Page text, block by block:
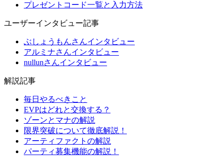
プレゼントコード一覧と入力方法
ユーザーインタビュー記事
ぶしょうもんさんインタビュー
アルミナさんインタビュー
nullunさんインタビュー
解説記事
毎日やるべきこと
EVPはどれと交換する？
ゾーンとマナの解説
限界突破について徹底解説！
アーティファクトの解説
パーティ募集機能の解説！